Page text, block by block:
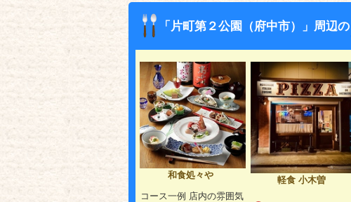
「片町第２公園（府中市）」周辺の
和食処々や
コース一例 店内の雰囲気
軽食 小木曽